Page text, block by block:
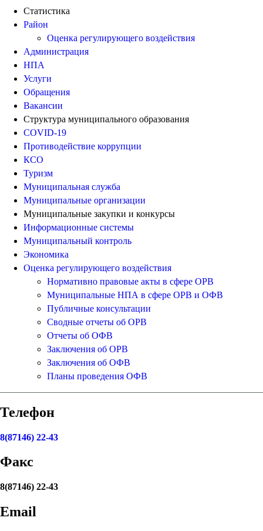
Статистика
Район
Оценка регулирующего воздействия
Администрация
НПА
Услуги
Обращения
Вакансии
Структура муниципального образования
COVID-19
Противодействие коррупции
КСО
Туризм
Муниципальная служба
Муниципальные организации
Муниципальные закупки и конкурсы
Информационные системы
Муниципальный контроль
Экономика
Оценка регулирующего воздействия
Нормативно правовые акты в сфере ОРВ
Муниципальные НПА в сфере ОРВ и ОФВ
Публичные консультации
Сводные отчеты об ОРВ
Отчеты об ОФВ
Заключения об ОРВ
Заключения об ОФВ
Планы проведения ОФВ
Телефон
8(87146) 22-43
Факс
8(87146) 22-43
Email